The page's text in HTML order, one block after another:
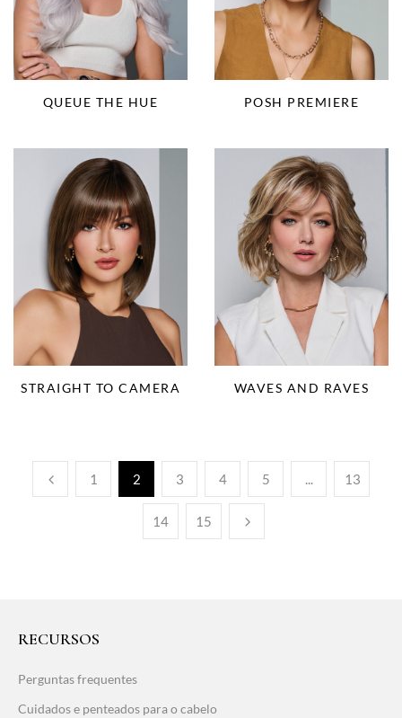
QUEUE THE HUE POSH PREMIERE
STRAIGHT TO CAMERA WAVES AND RAVES
1 2 3 4 5 ... 13
14 15
RECURSOS
Perguntas frequentes
Cuidados e penteados para o cabelo